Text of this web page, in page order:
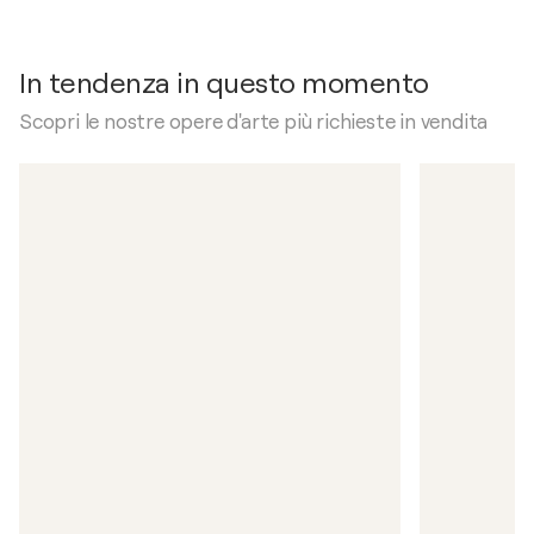
In tendenza in questo momento
Scopri le nostre opere d'arte più richieste in vendita